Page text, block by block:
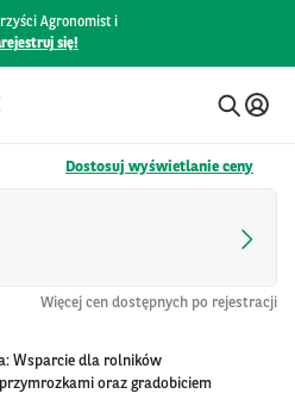
Agronomist i
się!
Dostosuj wyświetlanie ceny
Więcej cen dostępnych po rejestracji
Wsparcie dla rolników
oraz gradobiciem